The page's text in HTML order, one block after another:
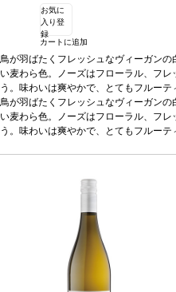
お気に
入り登
録
カートに追加
鳥が羽ばたくフレッシュなヴィーガンの
い麦わら色。ノーズはフローラル、フ
う。味わいは爽やかで、とてもフルー
との組み合わせは完璧で、長い余韻が続
キ、鯛）、タラと海老のクリーム煮、魚
ナラソースパスタなどと好相性葡萄品種
鳥が羽ばたくフレッシュなヴィーガンの
い麦わら色。ノーズはフローラル、フ
う。味わいは爽やかで、とてもフルー
証、ヴィーガン認証 *本ヴィンテージが
場合は自動的に次のヴィンテージに変更